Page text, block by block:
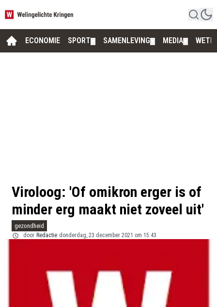
ECONOMIE SPORT SAMENLEVING MEDIA
Viroloog: 'Of omikron erger is of
minder erg maakt niet zoveel uit'
gezondheid
door Redactie donderdag, 23 december 2021 om 15:43